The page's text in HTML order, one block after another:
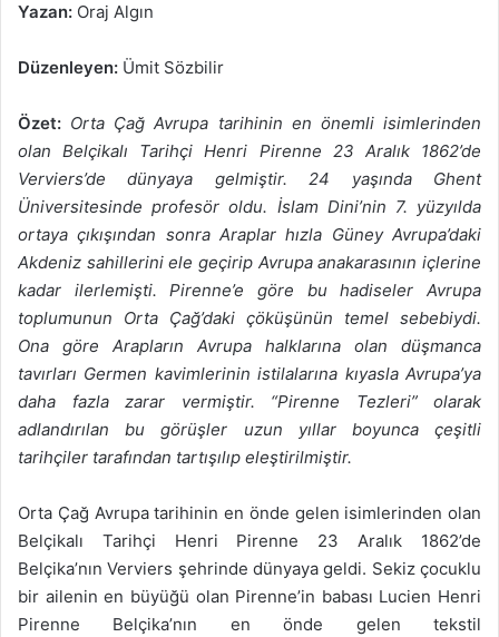
göndermek
Yazan: Oraj Algın
Düzenleyen: Ümit Sözbilir
Özet: Orta Çağ Avrupa tarihinin en önemli isimlerinden
olan Belçikalı Tarihçi Henri Pirenne 23 Aralık 1862’de
Verviers’de dünyaya gelmiştir. 24 yaşında Ghent
Üniversitesinde profesör oldu. İslam Dini’nin 7. yüzyılda
ortaya çıkışından sonra Araplar hızla Güney Avrupa’daki
Akdeniz sahillerini ele geçirip Avrupa anakarasının içlerine
kadar ilerlemişti. Pirenne’e göre bu hadiseler Avrupa
toplumunun Orta Çağ’daki çöküşünün temel sebebiydi.
Ona göre Arapların Avrupa halklarına olan düşmanca
tavırları Germen kavimlerinin istilalarına kıyasla Avrupa’ya
daha fazla zarar vermiştir. “Pirenne Tezleri” olarak
adlandırılan bu görüşler uzun yıllar boyunca çeşitli
tarihçiler tarafından tartışılıp eleştirilmiştir.
Orta Çağ Avrupa tarihinin en önde gelen isimlerinden olan
Belçikalı Tarihçi Henri Pirenne 23 Aralık 1862’de
Belçika’nın Verviers şehrinde dünyaya geldi. Sekiz çocuklu
bir ailenin en büyüğü olan Pirenne’in babası Lucien Henri
Pirenne Belçika’nın en önde gelen tekstil